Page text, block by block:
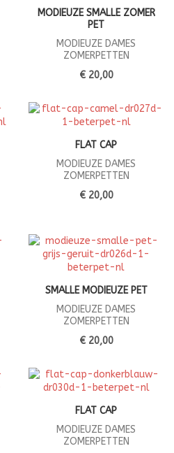
MODIEUZE SMALLE ZOMER
PET
MODIEUZE DAMES
ZOMERPETTEN
€ 20,00
FLAT CAP
MODIEUZE DAMES
ZOMERPETTEN
€ 20,00
SMALLE MODIEUZE PET
MODIEUZE DAMES
ZOMERPETTEN
€ 20,00
FLAT CAP
MODIEUZE DAMES
ZOMERPETTEN